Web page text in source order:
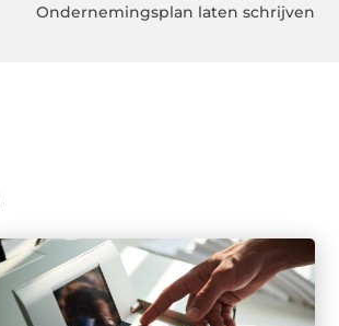
Ondernemingsplan laten schrijven